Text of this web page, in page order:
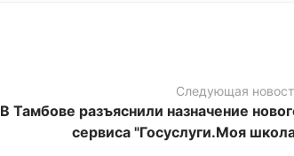
Следующая
В Тамбове разъяснили назначение
сервиса "Госуслуги.Моя